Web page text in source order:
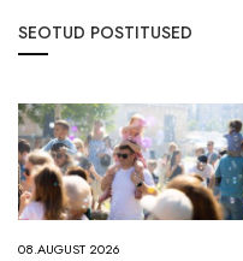
SEOTUD POSTITUSED
08.AUGUST 2026